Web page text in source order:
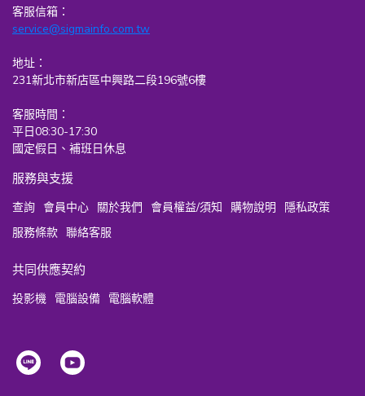
客服信箱：
service@sigmainfo.com.tw
地址：
231新北市新店區中興路二段196號6樓
客服時間：
平日08:30-17:30
國定假日、補班日休息
服務與支援
查詢 會員中心 關於我們 會員權益/須知 購物說明
隱私政策
服務條款 聯絡客服
共同供應契約
投影機 電腦設備 電腦軟體